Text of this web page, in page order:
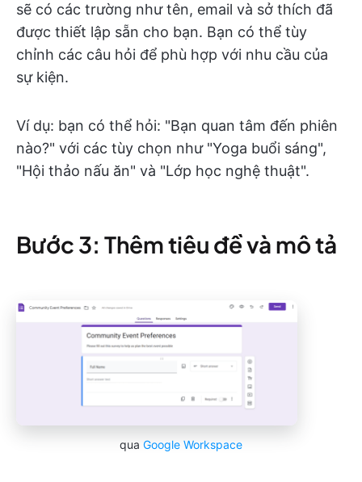
sẽ có các trường như tên, email và sở thích đã
được thiết lập sẵn cho bạn. Bạn có thể tùy
chỉnh các câu hỏi để phù hợp với nhu cầu của
sự kiện.
Ví dụ: bạn có thể hỏi: "Bạn quan tâm đến phiên
nào?" với các tùy chọn như "Yoga buổi sáng",
"Hội thảo nấu ăn" và "Lớp học nghệ thuật".
Bước 3: Thêm tiêu đề và mô tả
qua Google Workspace